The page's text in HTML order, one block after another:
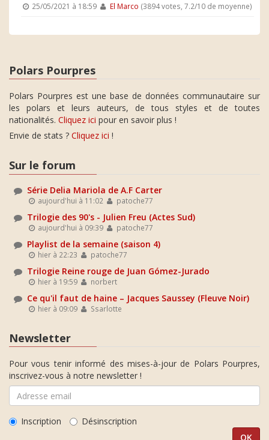
25/05/2021 à 18:59 El Marco (3894 votes, 7.2/10 de moyenne)
Polars Pourpres
Polars Pourpres est une base de données communautaire sur
les polars et leurs auteurs, de tous styles et de toutes
nationalités. Cliquez ici pour en savoir plus !
Envie de stats ? Cliquez ici !
Sur le forum
Série Delia Mariola de A.F Carter
aujourd'hui à 11:02 patoche77
Trilogie des 90's - Julien Freu (Actes Sud)
aujourd'hui à 09:39 patoche77
Playlist de la semaine (saison 4)
hier à 22:23 patoche77
Trilogie Reine rouge de Juan Gómez-Jurado
hier à 19:59 norbert
Ce qu'il faut de haine – Jacques Saussey (Fleuve Noir)
hier à 09:09 Ssarlotte
Newsletter
Pour vous tenir informé des mises-à-jour de Polars Pourpres,
inscrivez-vous à notre newsletter !
Inscription Désinscription